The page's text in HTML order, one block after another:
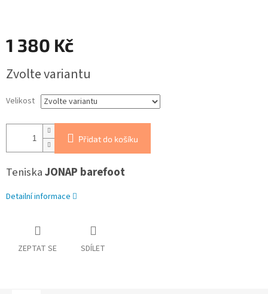
1 380 Kč
cena:
Zvolte variantu
Velikost
Přidat do košíku
TeniskaJONAP barefoot
Detailní informace
ZEPTAT SE SDÍLET